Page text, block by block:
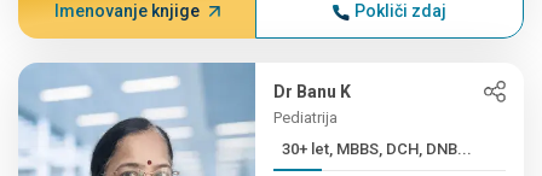
Imenovanje knjige Pokliči zdaj
Dr Banu K
Pediatrija
30+ let, MBBS, DCH, DNB...